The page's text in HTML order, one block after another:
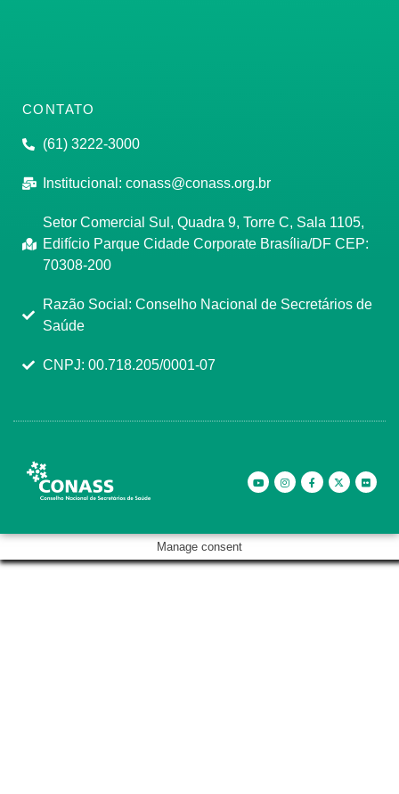
CONTATO
(61) 3222-3000
Institucional: conass@conass.org.br
Setor Comercial Sul, Quadra 9, Torre C, Sala 1105,
Edifício Parque Cidade Corporate Brasília/DF CEP:
70308-200
Razão Social: Conselho Nacional de Secretários de
Saúde
CNPJ: 00.718.205/0001-07
Manage consent